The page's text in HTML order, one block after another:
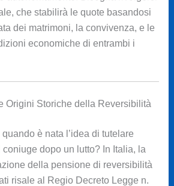
che stabilirà le quote basandosi
dei matrimoni, la convivenza, e le
economiche di entrambi i
Origini Storiche della Reversibilità
è nata l’idea di tutelare
dopo un lutto? In Italia, la
della pensione di reversibilità
risale al Regio Decreto Legge n.